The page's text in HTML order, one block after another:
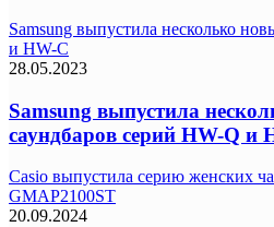
Samsung выпустила несколько
и HW-C
28.05.2023
Samsung выпустила
саундбаров серий HW-Q и
Casio выпустила серию женских
GMAP2100ST
20.09.2024